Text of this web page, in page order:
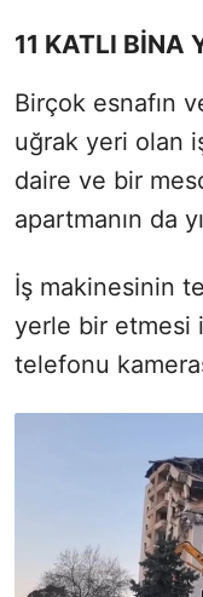
11 KATLI BİNA
Birçok esnafın
uğrak yeri olan
daire ve bir
apartmanın da
İş makinesinin
yerle bir etmesi
telefonu